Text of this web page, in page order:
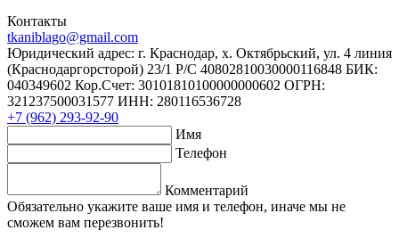
Контакты
tkaniblago@gmail.com
Юридический адрес: г. Краснодар, х. Октябрьский, ул. 4 линия
(Краснодаргорсторой) 23/1 Р/C 40802810030000116848 БИК:
040349602 Кор.Счет: 30101810100000000602 ОГРН:
321237500031577 ИНН: 280116536728
+7 (962) 293-92-90
Имя
Телефон
Комментарий
Обязательно укажите ваше имя и телефон, иначе мы не
сможем вам перезвонить!